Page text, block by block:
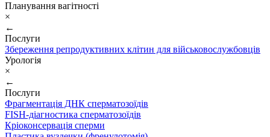
Планування вагітності
×
←
Послуги
Збереження репродуктивних клітин для військовослужбовців
Урологія
×
←
Послуги
Фрагментація ДНК сперматозоїдів
FISH-діагностика сперматозоїдів
Кріоконсервація сперми